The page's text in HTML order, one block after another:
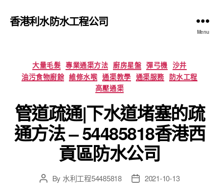
香港利水防水工程公司
Menu
Categories
大量毛髮 專業通渠方法 廚房星盤 彈弓機 沙井
油污食物廚餘 維修水喉 通渠教學 通渠服務 防水工程
高壓通渠
管道疏通|下水道堵塞的疏
通方法 – 54485818香港西
貢區防水公司
PostBy 水利工程54485818
Post2021-10-13